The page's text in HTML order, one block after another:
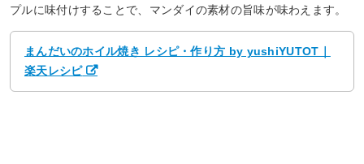
プルに味付けすることで、マンダイの素材の旨味が味わえます。
まんだいのホイル焼き レシピ・作り方 by yushiYUTOT｜
楽天レシピ